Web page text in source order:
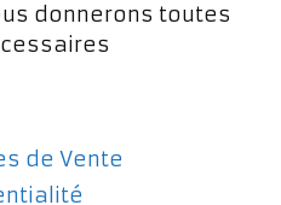
donnerons toutes
de Vente